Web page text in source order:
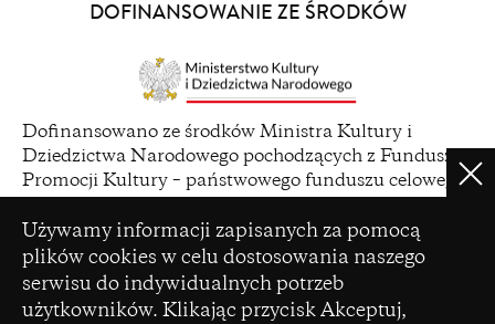
Ustawienia plików cookie
Używamy informacji zapisanych za pomocą
plików cookies w celu dostosowania naszego
serwisu do indywidualnych potrzeb
użytkowników. Klikając przycisk Akceptuj,
DOFINANSOWANIE ZE ŚRODKÓW
in
a
new
window)
Dofinansowano ze środków Ministra Kultury i
Dziedzictwa Narodowego pochodzących z Funduszu
Promocji Kultury – państwowego funduszu celowego
(opens
Czasopismo zostało dofinansowane ze środków